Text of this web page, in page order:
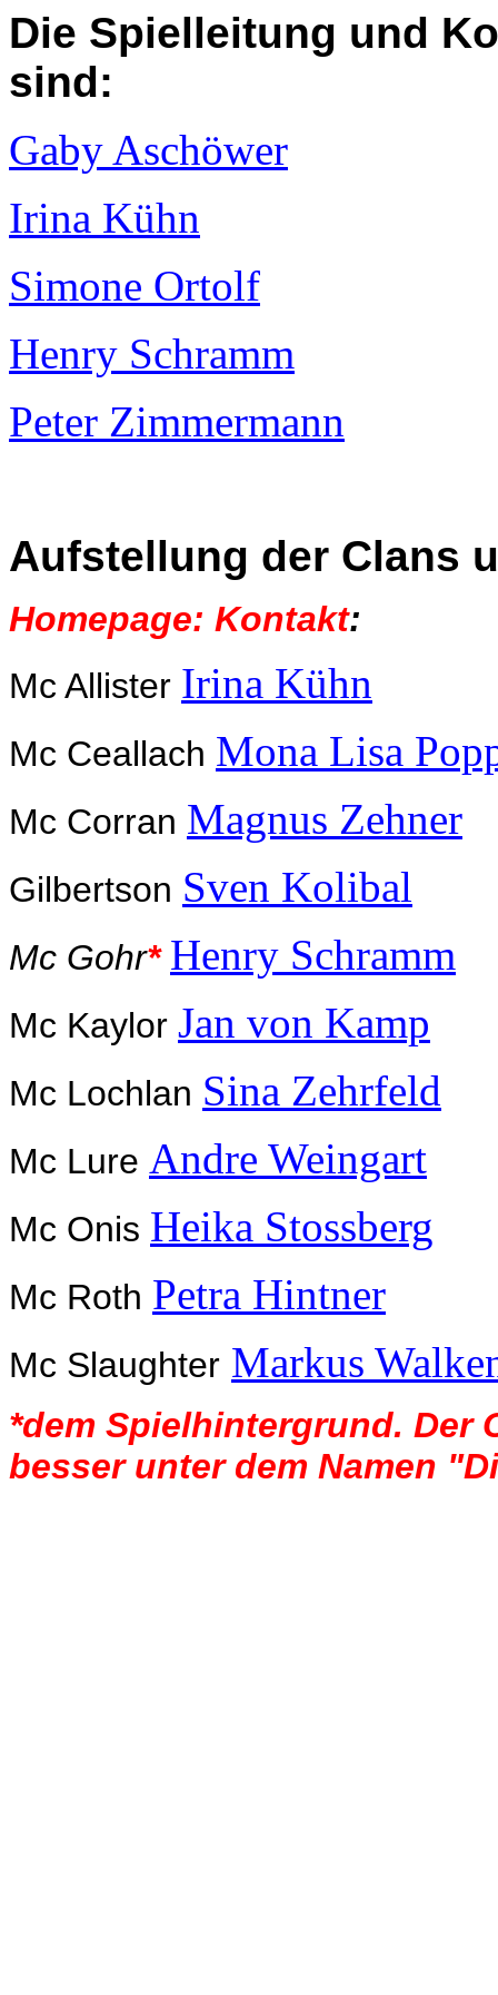
Die Spielleitung und
sind:
Gaby Aschöwer
Irina Kühn
Simone Ortolf
Henry Schramm
Peter Zimmermann
Aufstellung der Clans
Homepage: Kontakt:
Mc Allister Irina Kühn
Mc Ceallach Mona Lisa
Mc Corran Magnus Zehner
Gilbertson Sven Kolibal
Mc Gohr* Henry Schramm
Mc Kaylor Jan von Kamp
Mc Lochlan Sina Zehrfeld
Mc Lure Andre Weingart
Mc Onis Heika Stossberg
Mc Roth Petra Hintner
Mc Slaughter Markus
*dem Spielhintergrund. Der
besser unter dem Namen